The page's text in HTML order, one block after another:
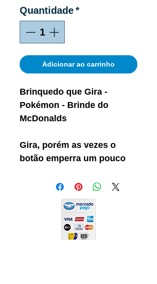
Quantidade*
Adicionar ao carrinho
Brinquedo que Gira -
Pokémon - Brinde do
McDonalds
Gira, porém as vezes o
botão emperra um pouco